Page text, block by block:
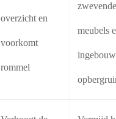
overzicht en
voorkomt
rommel
zwevende
meubels